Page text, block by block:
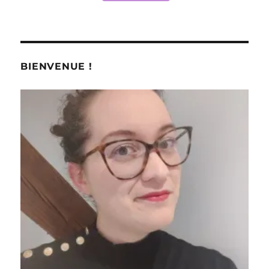
BIENVENUE !